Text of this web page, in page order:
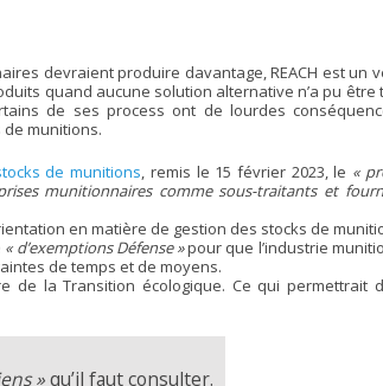
devraient produire davantage, REACH est un
quand aucune solution alternative n’a pu être
de ses process ont de lourdes
munitions.
de munitions, remis le 15 février 2023, le «
munitionnaires comme sous-traitants et
en matière de gestion des stocks de
« d’exemptions Défense »pour que l’industrie
de temps et de moyens.
la Transition écologique. Ce qui permettrait
»qu’il faut consulter.